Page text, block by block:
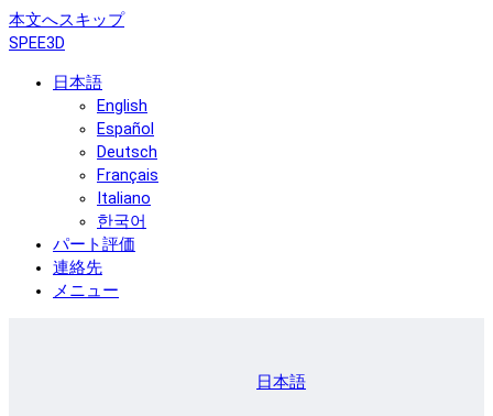
本文へスキップ
SPEE3D
日本語
English
Español
Deutsch
Français
Italiano
한국어
パート評価
連絡先
メニュー
日本語